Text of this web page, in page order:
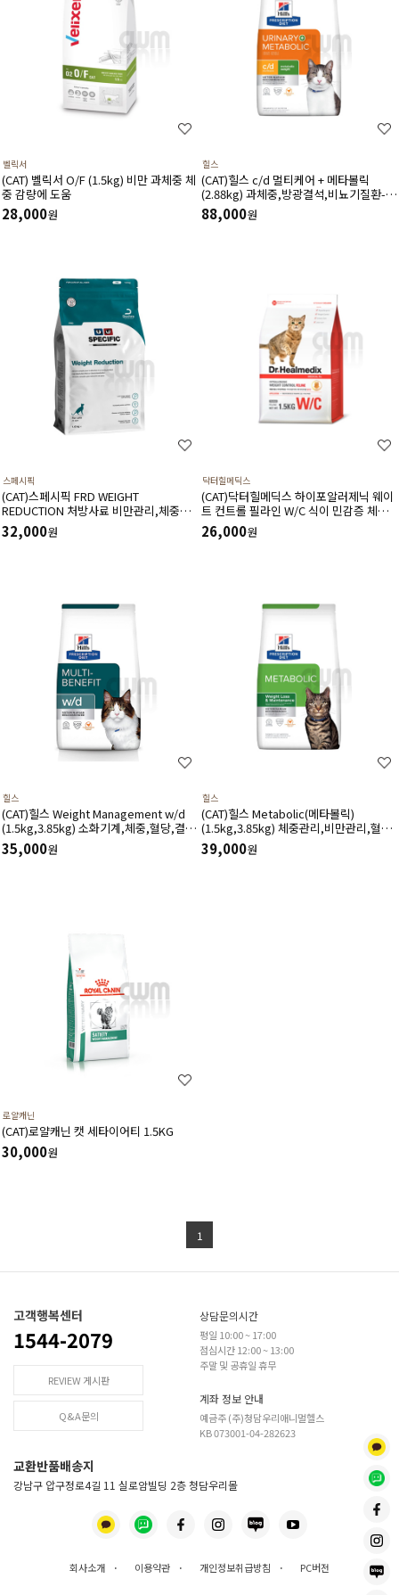
벨릭서
(CAT) 벨릭서 O/F (1.5kg) 비만 과체중 체
중 감량에 도움
28,000원
힐스
(CAT)힐스 c/d 멀티케어 + 메타볼릭
(2.88kg) 과체중,방광결석,비뇨기질환-처
방식,처방사료
88,000원
스페시픽
(CAT)스페시픽 FRD WEIGHT
REDUCTION 처방사료 비만관리,체중관
리
32,000원
닥터힐메딕스
(CAT)닥터힐메딕스 하이포알러제닉 웨이
트 컨트롤 필라인 W/C 식이 민감증 체중
관리(1.5kg,3.5kg)
26,000원
힐스
(CAT)힐스 Weight Management w/d
(1.5kg,3.85kg) 소화기계,체중,혈당,결석
질환병력의비만-처방식,처방사료
35,000원
힐스
(CAT)힐스 Metabolic(메타볼릭)
(1.5kg,3.85kg) 체중관리,비만관리,혈당
관리-처방식,처방사료
39,000원
로얄캐닌
(CAT)로얄캐닌 캣 세타이어티 1.5KG
30,000원
1
고객행복센터
1544-2079
REVIEW 게시판
Q&A문의
상담문의시간
평일 10:00 ~ 17:00
점심시간 12:00 ~ 13:00
주말 및 공휴일 휴무
계좌 정보 안내
예금주 (주)청담우리애니멀헬스
KB 073001-04-282623
교환반품배송지
강남구 압구정로4길 11 실로암빌딩 2층 청담우리몰
회사소개 · 이용약관 · 개인정보취급방침 · PC버전